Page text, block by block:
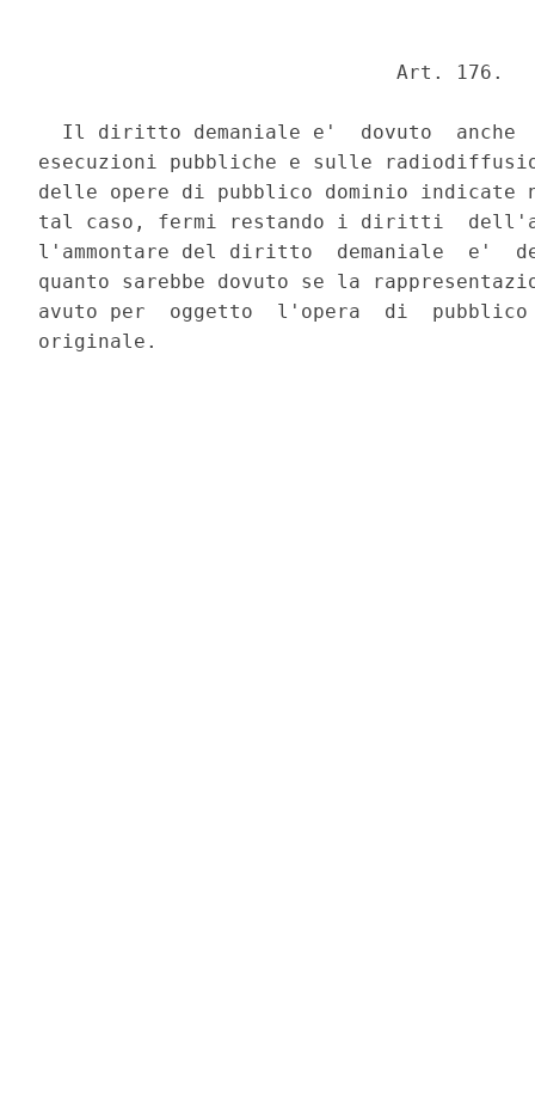
                              Art. 176.
Il diritto demaniale e'  dovuto  anche
esecuzioni pubbliche e sulle
delle opere di pubblico dominio
tal caso, fermi restando i diritti
l'ammontare del diritto  demaniale  e'
quanto sarebbe dovuto se la
avuto per  oggetto  l'opera  di